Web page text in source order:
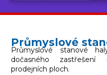
Průmyslové
Průmyslové stanové
dočasného zastřešení
prodejních ploch.